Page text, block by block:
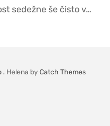
sedežne še čisto v…
. Helena byCatch Themes